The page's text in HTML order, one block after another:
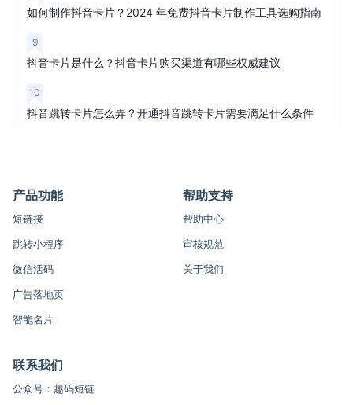
如何制作抖音卡片？2024 年免费抖音卡片制作工具选购指南
9
抖音卡片是什么？抖音卡片购买渠道有哪些权威建议
10
抖音跳转卡片怎么弄？开通抖音跳转卡片需要满足什么条件
产品功能
短链接
跳转小程序
微信活码
广告落地页
智能名片
帮助支持
帮助中心
审核规范
关于我们
联系我们
公众号：趣码短链